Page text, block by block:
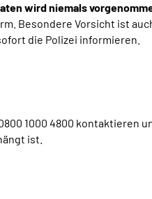
wird niemals
Besondere Vorsicht ist
die Polizei informieren.
1000 4800 kontaktieren
ist.